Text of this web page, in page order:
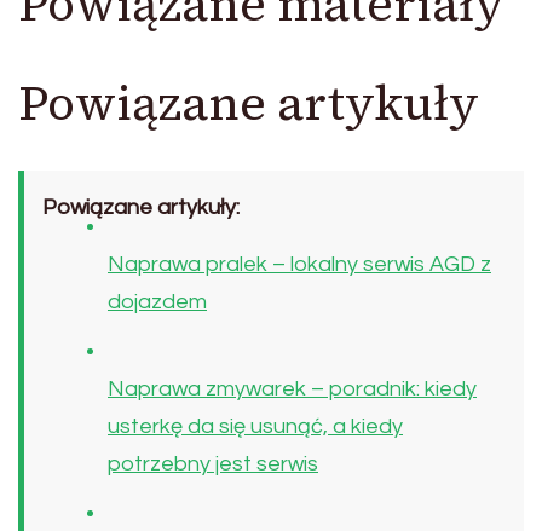
Powiązane artykuły
Powiązane artykuły:
Naprawa pralek – lokalny serwis AGD z
dojazdem
Naprawa zmywarek – poradnik: kiedy
usterkę da się usunąć, a kiedy
potrzebny jest serwis